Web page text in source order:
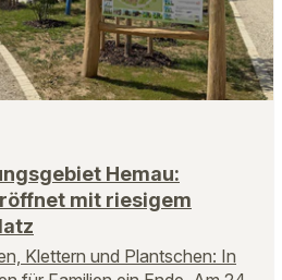
Hemau:
mit riesigem
Klettern und Plantschen: In